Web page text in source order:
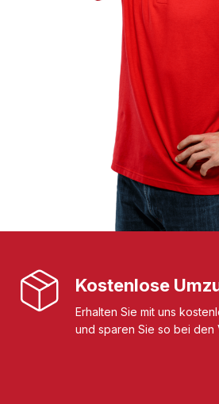
Kostenlose
Erhalten Sie mit uns
und sparen Sie so bei den